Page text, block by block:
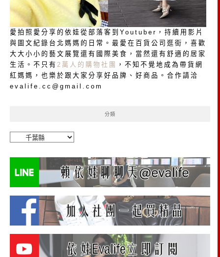
愛拍照愛分享的依娃從部落客到Youtuber，持續用影片
與圖文紀錄台北媽媽的日常。最愛在百貨公司逛街，喜歡
大大小小的藝文展覽還有國際美食，當然還有舒適的居家
生活。不只有 2萬人的購物社團
，不知不覺地成為帶貨網
紅媽媽，也樂於跟大家分享好品牌、好商品。合作請洽
evalife.cc@gmail.com
分類